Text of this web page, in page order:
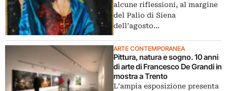
alcune riflessioni, al margine
del Palio di Siena
dell’agosto…
ARTE CONTEMPORANEA
Pittura, natura e sogno. 10 anni
di arte di Francesco De Grandi in
mostra a Trento
L’ampia esposizione presenta